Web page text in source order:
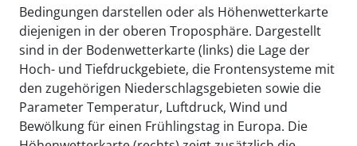
Bedingungen darstellen oder als Höhenwetterkarte
diejenigen in der oberen Troposphäre. Dargestellt
sind in der Bodenwetterkarte (links) die Lage der
Hoch- und Tiefdruckgebiete, die Frontensysteme mit
den zugehörigen Niederschlagsgebieten sowie die
Parameter Temperatur, Luftdruck, Wind und
Bewölkung für einen Frühlingstag in Europa. Die